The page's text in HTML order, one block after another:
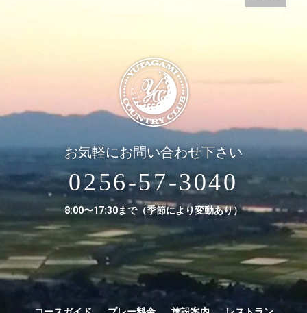
お気軽にお問い合わせ下さい
0256-57-3040
8:00〜17:30まで（季節により変動あり）